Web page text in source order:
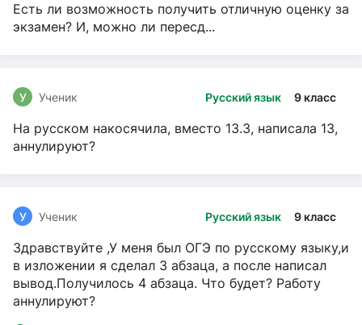
Есть ли возможность получить отличную оценку за
экзамен? И, можно ли пересд...
Русский язык 9 класс
У Ученик
На русском накосячила, вместо 13.3, написала 13,
аннулируют?
Русский язык 9 класс
У Ученик
Здравствуйте ,У меня был ОГЭ по русскому языку,и
в изложении я сделал 3 абзаца, а после написал
вывод.Получилось 4 абзаца. Что будет? Работу
аннулируют?